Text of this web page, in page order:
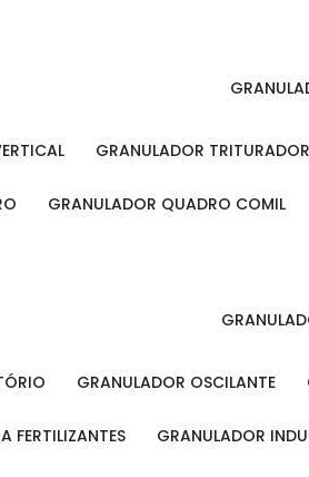
GRANULADOR
GRANULADOR QUADRO COMIL
GRANULADOR OSCILANTE
FERTILIZANTES GRANULADOR